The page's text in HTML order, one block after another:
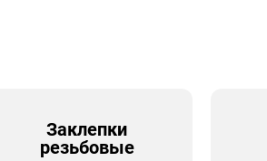
Заклепки
резьбовые